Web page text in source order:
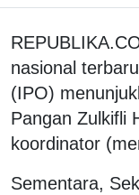
nasional
(IPO)
Pangan Zulkifli
koordinator
Sementara,